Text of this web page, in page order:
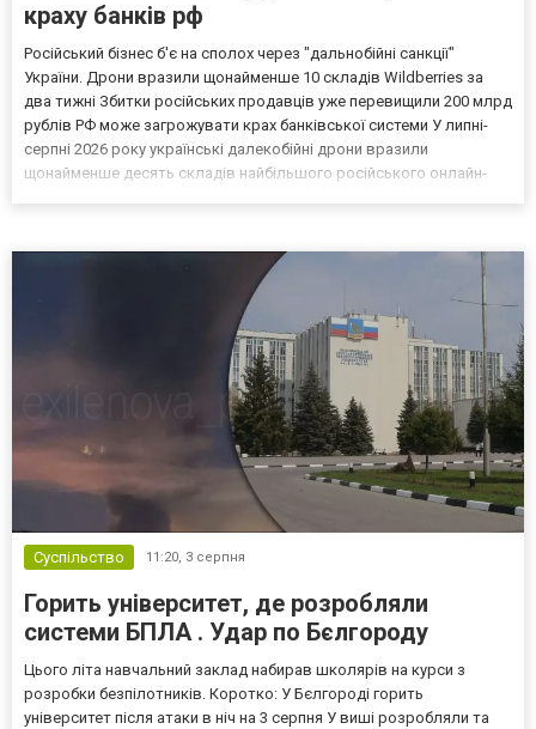
краху банків рф
Російський бізнес б'є на сполох через "дальнобійні санкції"
України. Дрони вразили щонайменше 10 складів Wildberries за
два тижні Збитки російських продавців уже перевищили 200 млрд
рублів РФ може загрожувати крах банківської системи У липні-
серпні 2026 року українські далекобійні дрони вразили
щонайменше десять складів найбільшого російського онлайн-
Суспільство 11:20, 3 серпня
Горить університет, де розробляли
системи БПЛА . Удар по Бєлгороду
Цього літа навчальний заклад набирав школярів на курси з
розробки безпілотників. Коротко: У Бєлгороді горить
університет після атаки в ніч на 3 серпня У виші розробляли та